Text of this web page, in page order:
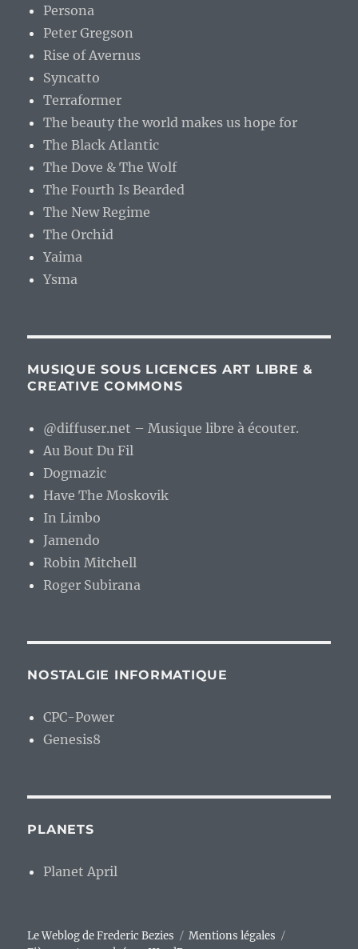
Persona
Peter Gregson
Rise of Avernus
Syncatto
Terraformer
The beauty the world makes us hope for
The Black Atlantic
The Dove & The Wolf
The Fourth Is Bearded
The New Regime
The Orchid
Yaima
Ysma
MUSIQUE SOUS LICENCES ART LIBRE &
CREATIVE COMMONS
@diffuser.net – Musique libre à écouter.
Au Bout Du Fil
Dogmazic
Have The Moskovik
In Limbo
Jamendo
Robin Mitchell
Roger Subirana
NOSTALGIE INFORMATIQUE
CPC-Power
Genesis8
PLANETS
Planet April
Le Weblog de Frederic Bezies
Mentions légales